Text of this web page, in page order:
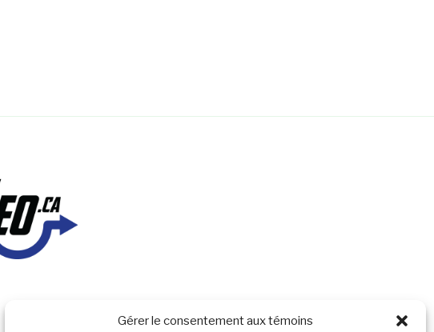
Gérer le consentement aux témoins